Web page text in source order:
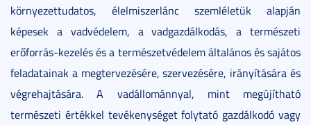
környezettudatos, élelmiszerlánc szemléletük alapján
képesek a vadvédelem, a vadgazdálkodás, a természeti
erőforrás-kezelés és a természetvédelem általános és sajátos
feladatainak a megtervezésére, szervezésére, irányítására és
végrehajtására. A vadállománnyal, mint megújítható
természeti értékkel tevékenységet folytató gazdálkodó vagy